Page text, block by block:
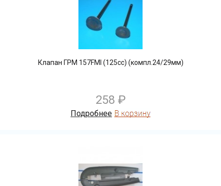
Клапан ГРМ 157FMI (125сс) (компл.24/29мм)
258 ₽
Подробнее